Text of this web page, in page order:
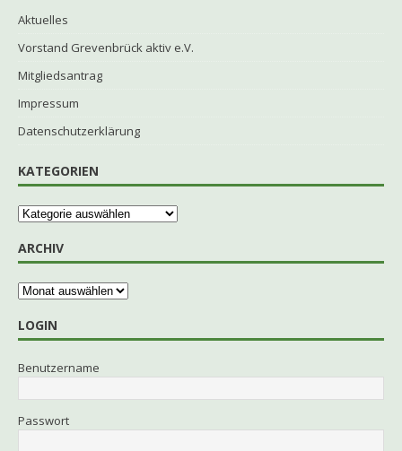
Aktuelles
Vorstand Grevenbrück aktiv e.V.
Mitgliedsantrag
Impressum
Datenschutzerklärung
KATEGORIEN
ARCHIV
LOGIN
Benutzername
Passwort